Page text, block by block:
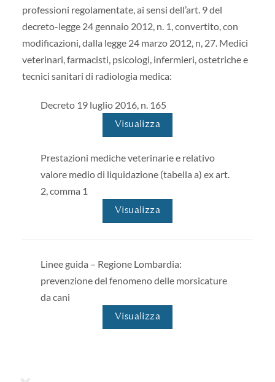
professioni regolamentate, ai sensi dell’art. 9 del
decreto-legge 24 gennaio 2012, n. 1, convertito, con
modificazioni, dalla legge 24 marzo 2012, n, 27. Medici
veterinari, farmacisti, psicologi, infermieri, ostetriche e
tecnici sanitari di radiologia medica:
Decreto 19 luglio 2016, n. 165
Visualizza
Prestazioni mediche veterinarie e relativo
valore medio di liquidazione (tabella a) ex art.
2, comma 1
Visualizza
Linee guida – Regione Lombardia:
prevenzione del fenomeno delle morsicature
da cani
Visualizza